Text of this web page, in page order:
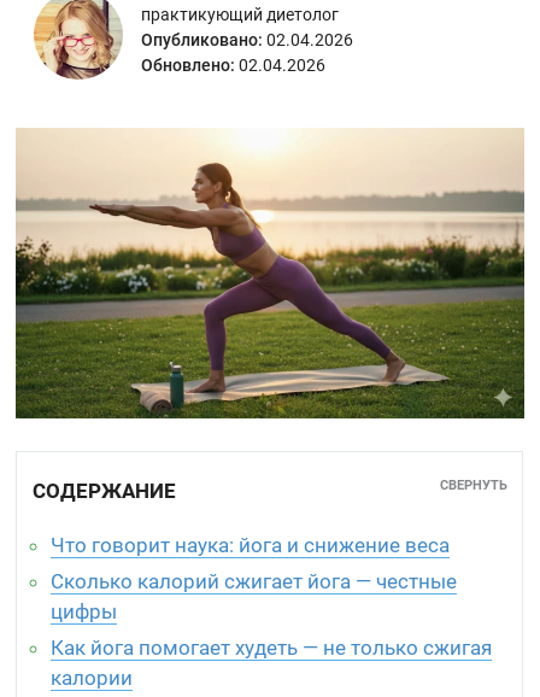
практикующий диетолог
Опубликовано: 02.04.2026
Обновлено: 02.04.2026
СОДЕРЖАНИЕ СВЕРНУТЬ
Что говорит наука: йога и снижение веса
Сколько калорий сжигает йога — честные
цифры
Как йога помогает худеть — не только сжигая
калории